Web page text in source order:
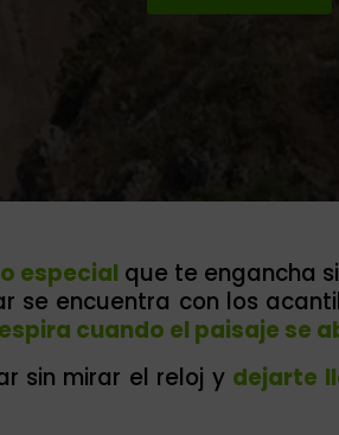
especial que te engancha
se encuentra con los
cuando el paisaje se
sin mirar el reloj y dejarte